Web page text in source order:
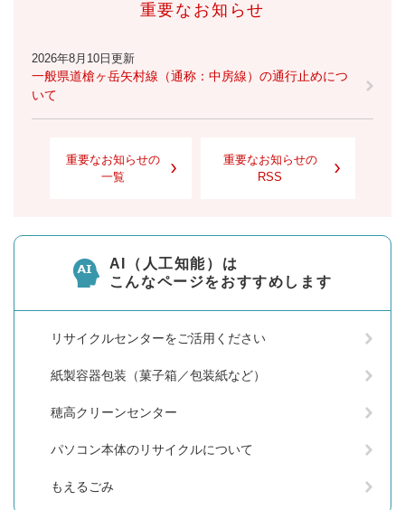
重要なお知らせ
2026年8月10日更新
一般県道槍ヶ岳矢村線（通称：中房線）の通行止めにつ
いて
重要なお知らせの
一覧
重要なお知らせの
RSS
AI（人工知能）は
こんなページをおすすめします
リサイクルセンターをご活用ください
紙製容器包装（菓子箱／包装紙など）
穂高クリーンセンター
パソコン本体のリサイクルについて
もえるごみ